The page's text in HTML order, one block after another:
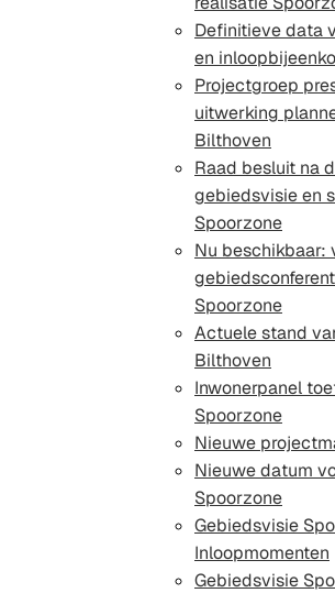
Definitieve data
en
Projectgroep
uitwerking
Bilthoven
Raad besluit na
gebiedsvisie en
Spoorzone
Nu beschikbaar:
Spoorzone
Actuele stand
Bilthoven
Inwonerpanel
Spoorzone
Nieuwe
Nieuwe datum
Spoorzone
Gebiedsvisie
Inloopmomenten
Gebiedsvisie